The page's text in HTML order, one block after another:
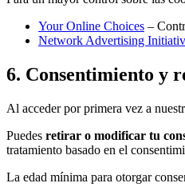
Your Online Choices –
Network Advertising
6. Consentimiento y
Al acceder por primera vez a
Puedes retirar o modificar tu
tratamiento basado en el
La edad mínima para otorgar